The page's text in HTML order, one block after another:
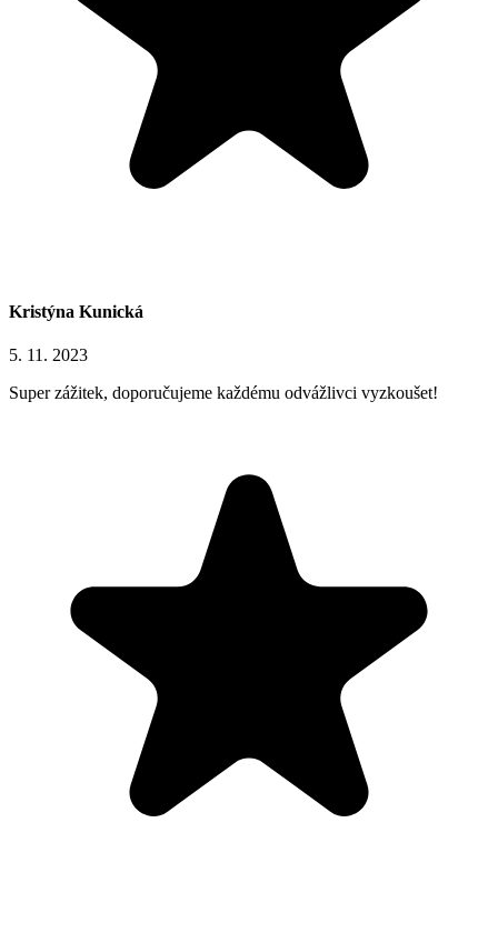
Kristýna Kunická
5. 11. 2023
Super zážitek, doporučujeme každému odvážlivci vyzkoušet!